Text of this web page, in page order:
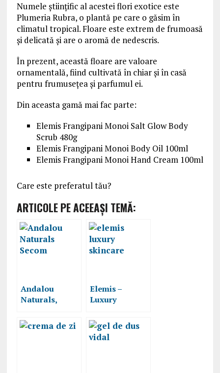
Numele științific al acestei flori exotice este
Plumeria Rubra, o plantă pe care o găsim în
climatul tropical. Floare este extrem de frumoasă
și delicată și are o aromă de nedescris.
În prezent, această floare are valoare
ornamentală, fiind cultivată în chiar și în casă
pentru frumusețea și parfumul ei.
Din aceasta gamă mai fac parte:
Elemis Frangipani Monoi Salt Glow Body
Scrub 480g
Elemis Frangipani Monoi Body Oil 100ml
Elemis Frangipani Monoi Hand Cream 100ml
Care este preferatul tău?
ARTICOLE PE ACEEAŞI TEMĂ:
Andalou
Naturals,
cosmetice cu
ingrediente
Elemis –
Luxury
pentru un ten
curat, hidratat
și sănătos